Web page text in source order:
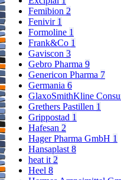
Femibion 2
Fenivir 1
Formoline 1
Frank&Co 1
Gaviscon 3
Gebro Pharma 9
Genericon Pharma 7
Germania 6
GlaxoSmithKline
Grethers Pastillen 1
Grippostad 1
Hafesan 2
Hager Pharma GmbH 1
Hansaplast8
heat it2
Heel 8